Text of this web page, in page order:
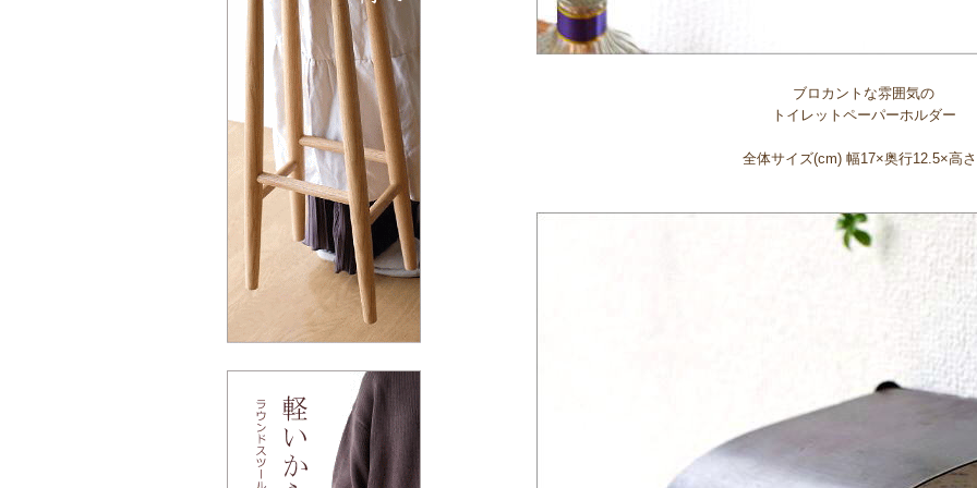
ブロカントな雰囲気の
トイレットペーパーホルダー
全体サイズ(cm) 幅17×奥行12.5×高